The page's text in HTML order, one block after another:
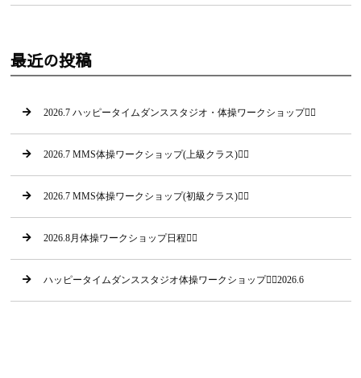
最近の投稿
2026.7 ハッピータイムダンススタジオ・体操ワークショップ🤸‍♂
2026.7 MMS体操ワークショップ(上級クラス)🤸‍♀
2026.7 MMS体操ワークショップ(初級クラス)🤸‍♂
2026.8月体操ワークショップ日程🤸‍♂
ハッピータイムダンススタジオ体操ワークショップ🤸‍♂2026.6